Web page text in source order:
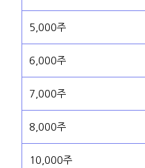
5,000주
6,000주
7,000주
8,000주
10,000주